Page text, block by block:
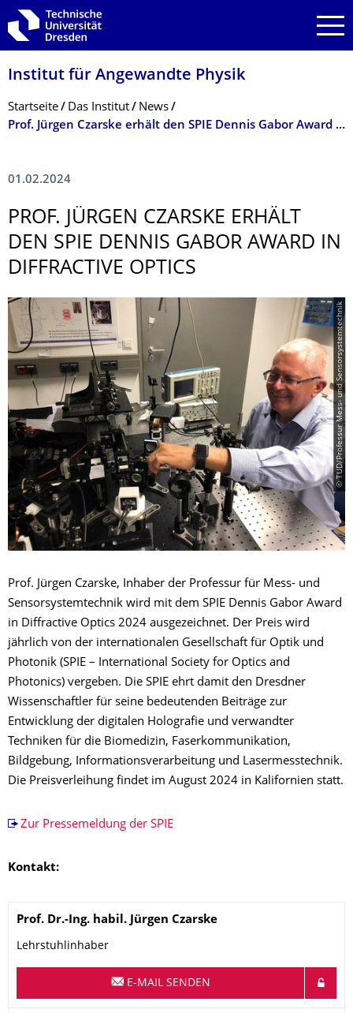
Zur Hauptnavigation springen
Zur Suche springen
Zum Inhalt springen
Institut für Angewandte Physik
Breadcrumb-Menü
Startseite Das Institut
News
Prof. Jürgen Czarske erhält den SPIE Dennis Gabor Award in Diffractive Optics
01.02.2024
PROF. JÜRGEN CZARSKE ERHÄLT
DEN SPIE DENNIS GABOR AWARD IN
DIFFRACTIVE OPTICS
© TUD/Professur Mess- und Sensorsystemtechnik
Prof. Jürgen Czarske, Inhaber der Professur für Mess- und
Sensorsystemtechnik wird mit dem SPIE Dennis Gabor Award
in Diffractive Optics 2024 ausgezeichnet. Der Preis wird
jährlich von der internationalen Gesellschaft für Optik und
Photonik (SPIE – International Society for Optics and
Photonics) vergeben. Die SPIE ehrt damit den Dresdner
Wissenschaftler für seine bedeutenden Beiträge zur
Entwicklung der digitalen Holografie und verwandter
Techniken für die Biomedizin, Faserkommunikation,
Bildgebung, Informationsverarbeitung und Lasermesstechnik.
Die Preisverleihung findet im August 2024 in Kalifornien statt.
Zur Pressemeldung der SPIE
Kontakt:
Name
Prof. Dr.-Ing. habil. Jürgen Czarske
Lehrstuhlinhaber
E-MAIL SENDEN